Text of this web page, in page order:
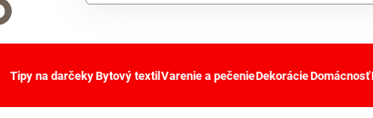
Tipy na darčekyBytový textil Varenie a pečenieDekorácieDomácnosť